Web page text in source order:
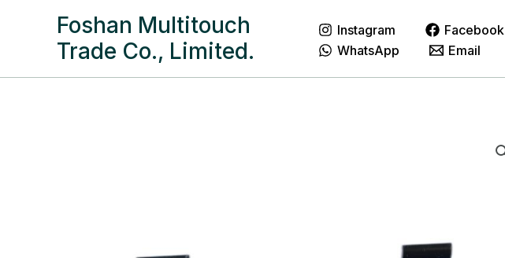
Foshan Multitouch
Trade Co., Limited.
Instagram
Facebook
WhatsApp
Email